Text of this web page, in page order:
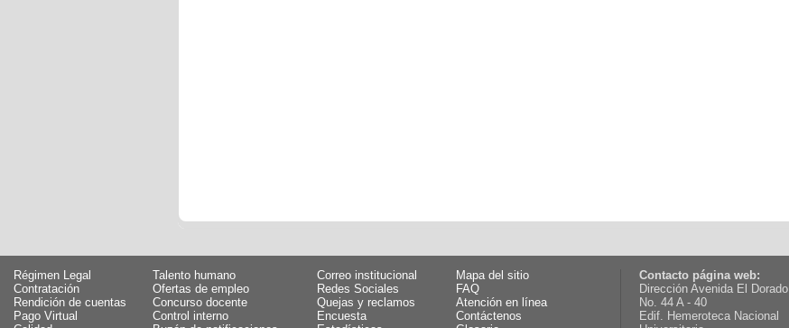
Régimen Legal
Talento humano
Contratación
Ofertas de empleo
Rendición de cuentas
Concurso docente
Pago Virtual
Control interno
Correo institucional
Mapa del sitio
Redes Sociales
FAQ
Quejas y reclamos
Atención en línea
Encuesta
Contáctenos
Contacto página web:
Dirección Avenida El Dorado
No. 44 A - 40
Edif. Hemeroteca Nacional